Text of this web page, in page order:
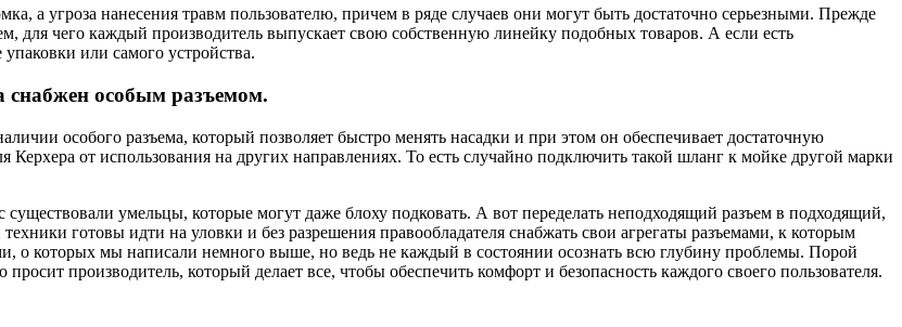
а угроза нанесения травм пользователю, причем в ряде случаев они могут быть достаточно серьезными. Прежде
для чего каждый производитель выпускает свою собственную линейку подобных товаров. А если есть
или самого устройства.
снабжен особым разъемом.
особого разъема, который позволяет быстро менять насадки и при этом он обеспечивает достаточную
от использования на других направлениях. То есть случайно подключить такой шланг к мойке другой марки
умельцы, которые могут даже блоху подковать. А вот переделать неподходящий разъем в подходящий,
готовы идти на уловки и без разрешения правообладателя снабжать свои агрегаты разъемами, к которым
о которых мы написали немного выше, но ведь не каждый в состоянии осознать всю глубину проблемы. Порой
производитель, который делает все, чтобы обеспечить комфорт и безопасность каждого своего пользователя.